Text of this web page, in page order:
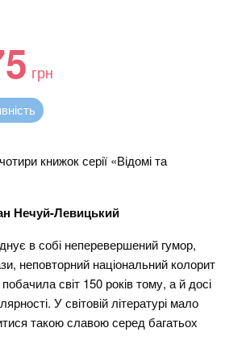
грн
книжок серії «Відомі та
Нечуй-Левицький
в собі неперевершений гумор,
неповторний національний колорит
світ 150 років тому, а й досі
У світовій літературі мало
такою славою серед багатьох